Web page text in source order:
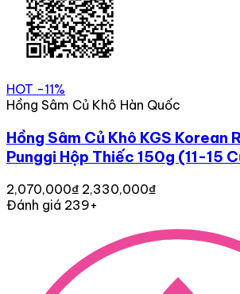
HOT -11%
Hồng Sâm Củ Khô Hàn Quốc
Hồng Sâm Củ Khô KGS Korean
Punggi Hộp Thiếc 150g (11-15
2,070,000₫ 2,330,000₫
Đánh giá 239+